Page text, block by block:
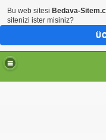
Bu web sitesi Bedava-
sitenizi ister misiniz?